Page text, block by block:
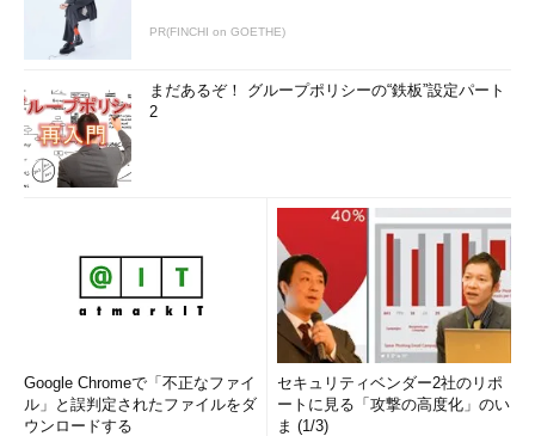
PR(FINCHI on GOETHE)
まだあるぞ！ グループポリシーの“鉄板”設定パート
2
Google Chromeで「不正なファイ
ル」と誤判定されたファイルをダ
ウンロードする
セキュリティベンダー2社のリポ
ートに見る「攻撃の高度化」のい
ま (1/3)